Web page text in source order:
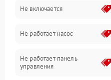
Нагрев
Вода
Гигиена
Не включается
Не работает насос
Не работает панель
управления